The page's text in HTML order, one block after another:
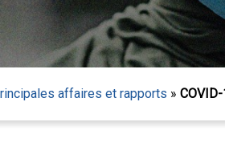
affaires et rapports »